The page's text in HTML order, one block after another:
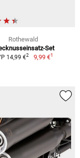
Rothewald
Set
14,99 €2 9,99 €1